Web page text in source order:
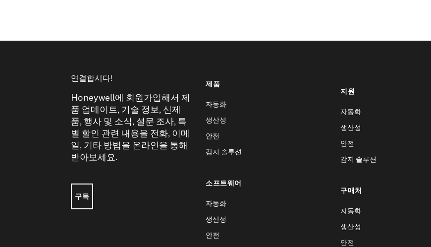
연결합시다!
Honeywell에 회원가입해서 제
품 업데이트, 기술 정보, 신제
품, 행사 및 소식, 설문 조사, 특
별 할인 관련 내용을 전화, 이메
일, 기타 방법을 온라인을 통해
받아보세요.
구독
제품
자동화
생산성
안전
감지 솔루션
소프트웨어
자동화
생산성
안전
지원
자동화
생산성
안전
감지 솔루션
구매처
자동화
생산성
안전